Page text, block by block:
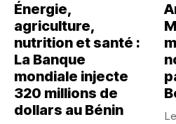
Énergie,
agriculture,
nutrition et santé :
La Banque
mondiale injecte
320 millions de
dollars au Bénin